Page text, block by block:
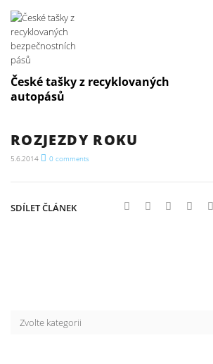
České tašky z recyklovaných
autopásů
ROZJEZDY ROKU
5.6.2014 0 comments
SDÍLET ČLÁNEK